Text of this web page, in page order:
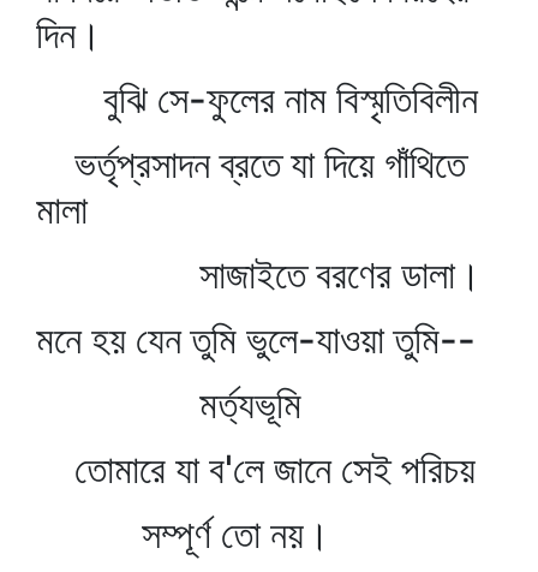
দিন।
বুঝি সে-ফুলের নাম বিস্মৃতিবিলীন
ভর্তৃপ্রসাদন ব্রতে যা দিয়ে গাঁথিতে
মালা
সাজাইতে বরণের ডালা।
মনে হয় যেন তুমি ভুলে-যাওয়া তুমি--
মর্ত্যভূমি
তোমারে যা ব'লে জানে সেই পরিচয়
সম্পূর্ণ তো নয়।